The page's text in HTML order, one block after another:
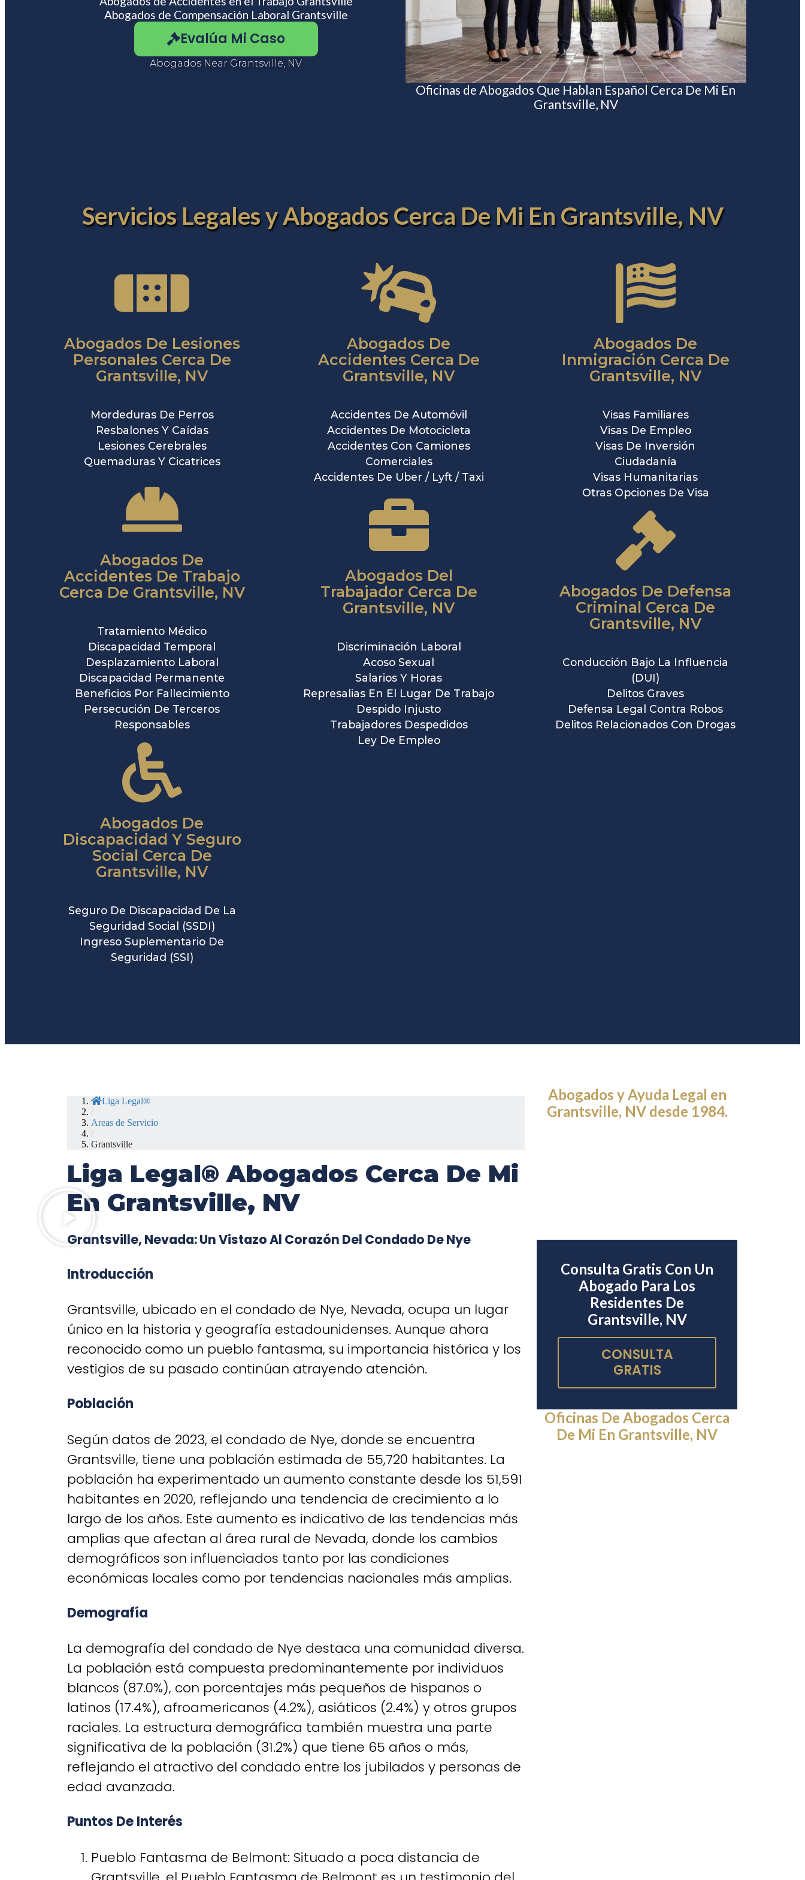
Abogados de Compensación Laboral Grantsville
Evalúa Mi Caso
Abogados Near Grantsville, NV
Oficinas de Abogados Que Hablan Español Cerca De Mi En
Grantsville, NV
Servicios Legales y Abogados Cerca De Mi En Grantsville, NV
Abogados De Lesiones
Personales Cerca De
Grantsville, NV
Mordeduras De Perros
Resbalones Y Caídas
Lesiones Cerebrales
Quemaduras Y Cicatrices
Abogados De
Accidentes De Trabajo
Cerca De Grantsville, NV
Tratamiento Médico
Discapacidad Temporal
Desplazamiento Laboral
Discapacidad Permanente
Beneficios Por Fallecimiento
Persecución De Terceros
Responsables
Abogados De
Discapacidad Y Seguro
Social Cerca De
Grantsville, NV
Seguro De Discapacidad De La
Seguridad Social (SSDI)
Ingreso Suplementario De
Seguridad (SSI)
Abogados De
Accidentes Cerca De
Grantsville, NV
Accidentes De Automóvil
Accidentes De Motocicleta
Accidentes Con Camiones
Comerciales
Accidentes De Uber / Lyft / Taxi
Abogados Del
Trabajador Cerca De
Grantsville, NV
Discriminación Laboral
Acoso Sexual
Salarios Y Horas
Represalias En El Lugar De Trabajo
Despido Injusto
Trabajadores Despedidos
Ley De Empleo
Abogados De
Inmigración Cerca De
Grantsville, NV
Visas Familiares
Visas De Empleo
Visas De Inversión
Ciudadanía
Visas Humanitarias
Otras Opciones De Visa
Abogados De Defensa
Criminal Cerca De
Grantsville, NV
Conducción Bajo La Influencia
(DUI)
Delitos Graves
Defensa Legal Contra Robos
Delitos Relacionados Con Drogas
Liga Legal®
/
Areas de Servicio
/
Grantsville
Liga Legal® Abogados Cerca De Mi
En Grantsville, NV
Grantsville, Nevada: Un Vistazo Al Corazón Del Condado De Nye
Introducción
Grantsville, ubicado en el condado de Nye, Nevada, ocupa un lugar
único en la historia y geografía estadounidenses. Aunque ahora
reconocido como un pueblo fantasma, su importancia histórica y los
vestigios de su pasado continúan atrayendo atención.
Población
Según datos de 2023, el condado de Nye, donde se encuentra
Grantsville, tiene una población estimada de 55,720 habitantes. La
población ha experimentado un aumento constante desde los 51,591
habitantes en 2020, reflejando una tendencia de crecimiento a lo
largo de los años. Este aumento es indicativo de las tendencias más
amplias que afectan al área rural de Nevada, donde los cambios
demográficos son influenciados tanto por las condiciones
económicas locales como por tendencias nacionales más amplias.
Demografía
La demografía del condado de Nye destaca una comunidad diversa.
La población está compuesta predominantemente por individuos
blancos (87.0%), con porcentajes más pequeños de hispanos o
latinos (17.4%), afroamericanos (4.2%), asiáticos (2.4%) y otros grupos
raciales. La estructura demográfica también muestra una parte
significativa de la población (31.2%) que tiene 65 años o más,
reflejando el atractivo del condado entre los jubilados y personas de
edad avanzada.
Puntos De Interés
Pueblo Fantasma de Belmont: Situado a poca distancia de
Abogados y Ayuda Legal en
Grantsville, NV desde 1984.
Consulta Gratis Con Un
Abogado Para Los
Residentes De
Grantsville, NV
CONSULTA
GRATIS
Oficinas De Abogados Cerca
De Mi En Grantsville, NV